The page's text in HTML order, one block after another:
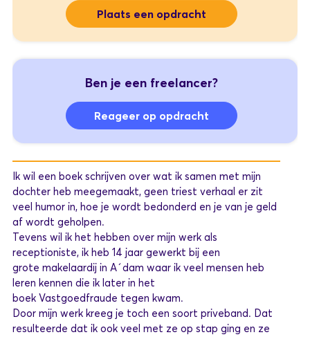
Plaats een opdracht
Ben je een freelancer?
Reageer op opdracht
Ik wil een boek schrijven over wat ik samen met mijn
dochter heb meegemaakt, geen triest verhaal er zit
veel humor in, hoe je wordt bedonderd en je van je geld
af wordt geholpen.
Tevens wil ik het hebben over mijn werk als
receptioniste, ik heb 14 jaar gewerkt bij een
grote makelaardij in A´dam waar ik veel mensen heb
leren kennen die ik later in het
boek Vastgoedfraude tegen kwam.
Door mijn werk kreeg je toch een soort priveband. Dat
resulteerde dat ik ook veel met ze op stap ging en ze